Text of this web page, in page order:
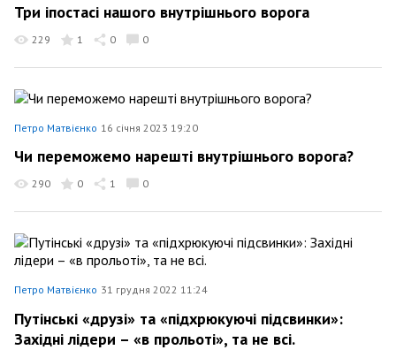
Три іпостасі нашого внутрішнього ворога
229 1 0 0
Петро Матвієнко 16 січня 2023 19:20
Чи переможемо нарешті внутрішнього ворога?
290 0 1 0
Петро Матвієнко 31 грудня 2022 11:24
Путінські «друзі» та «підхрюкуючі підсвинки»:
Західні лідери – «в прольоті», та не всі.